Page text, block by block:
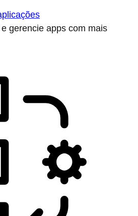
gerencie apps com mais